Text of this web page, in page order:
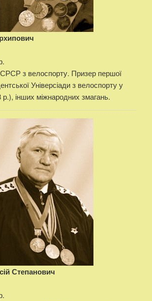
з велоспорту. Призер першої
Універсіади з велоспорту у
р.), інших міжнародних змагань.
Степанович